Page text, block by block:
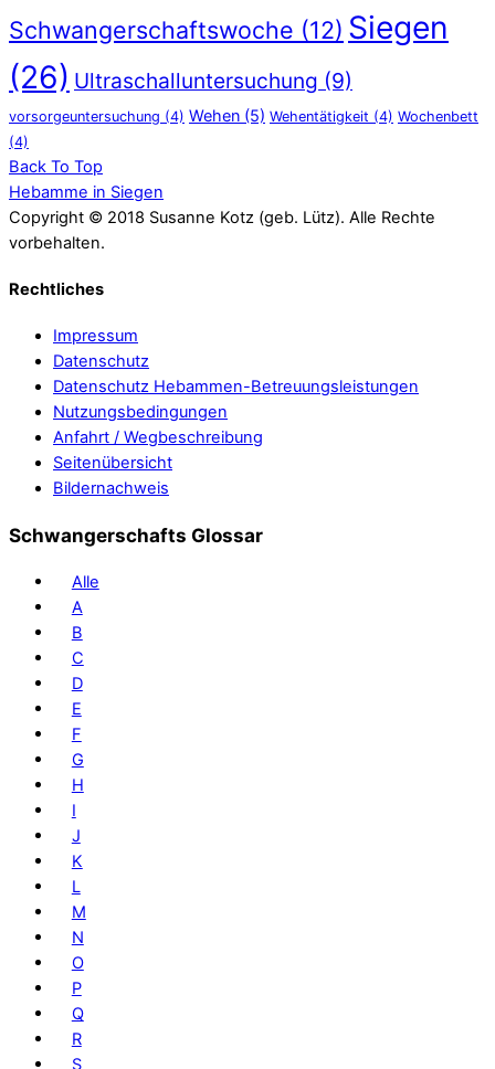
Schwangerschaftswoche (12) Siegen
(26) Ultraschalluntersuchung (9)
vorsorgeuntersuchung (4) Wehen (5) Wehentätigkeit (4) Wochenbett
(4)
Back To Top
Hebamme in Siegen
Copyright © 2018 Susanne Kotz (geb. Lütz). Alle Rechte
vorbehalten.
Rechtliches
Impressum
Datenschutz
Datenschutz Hebammen-Betreuungsleistungen
Nutzungsbedingungen
Anfahrt / Wegbeschreibung
Seitenübersicht
Bildernachweis
Schwangerschafts Glossar
Alle
A
B
C
D
E
F
G
H
I
J
K
L
M
N
O
P
Q
R
S